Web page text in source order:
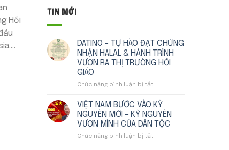
Hồi
TIN MỚI
DATINO – TỰ HÀO ĐẠT CHỨNG
NHẬN HALAL & HÀNH TRÌNH
VƯƠN RA THỊ TRƯỜNG HỒI
GIÁO
Chức năng bình luận bị tắt
–
TỰ
HÀO
ĐẠT
VIỆT NAM BƯỚC VÀO KỶ
NGUYÊN MỚI – KỶ NGUYÊN
VƯƠN MÌNH CỦA DÂN TỘC
Chức năng bình luận bị tắt